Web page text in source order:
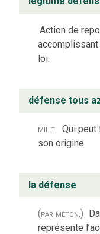
Action de
accomplissant
loi.
défense tous
milit.
Qui peut
son origine.
la défense
(par méton.)
représente